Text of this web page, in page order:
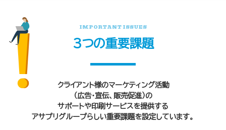
IMPORTANT ISSUES
3つの重要課題
クライアント様のマーケティング活動
（広告・宣伝、販売促進）の
サポートや印刷サービスを提供する
アサプリグループらしい重要課題を設定しています。